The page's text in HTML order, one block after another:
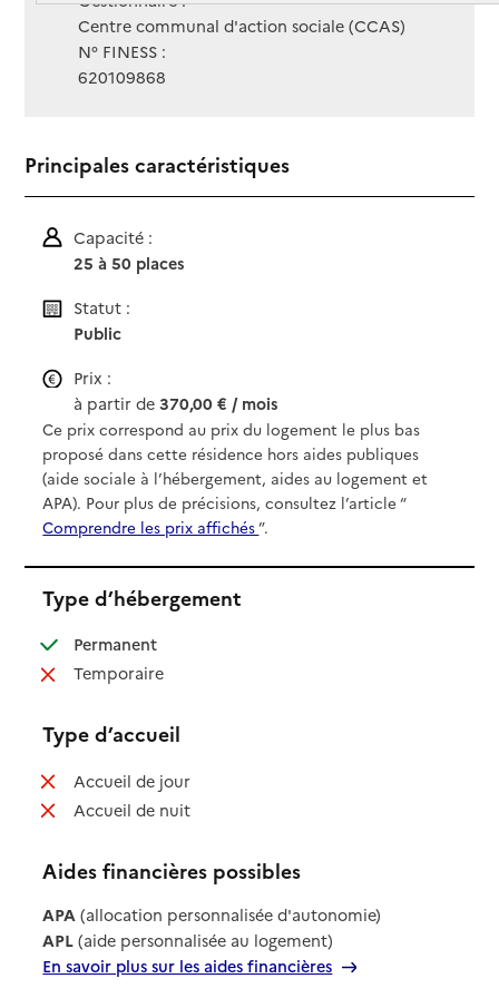
Centre communal d'action sociale (CCAS)
N° FINESS :
620109868
Principales caractéristiques
Capacité :
25 à 50 places
Statut :
Public
Prix :
à partir de370,00 € / mois
Ce prix correspond au prix du logement le plus bas
proposé dans cette résidence hors aides publiques
(aide sociale à l’hébergement, aides au logement et
APA). Pour plus de précisions, consultez l’article “
Comprendre les prix affichés”.
Type d’hébergement
Permanent: disponible
Temporaire: non disponible
Type d’accueil
Accueil de jour: non disponible
Accueil de nuit: non disponible
Aides financières possibles
APA (allocation personnalisée d'autonomie)
APL (aide personnalisée au logement)
En savoir plus sur les aides financières